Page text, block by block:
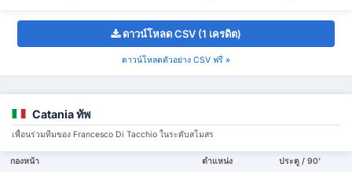
ดาวน์โหลด CSV (1 เครดิต)
ดาวน์โหลดตัวอย่าง CSV ฟรี »
Catania ทัพ
เพื่อนร่วมทีมของ Francesco Di Tacchio ในระดับสโมสร
กองหน้า ตำแหน่ง ประตู / 90'